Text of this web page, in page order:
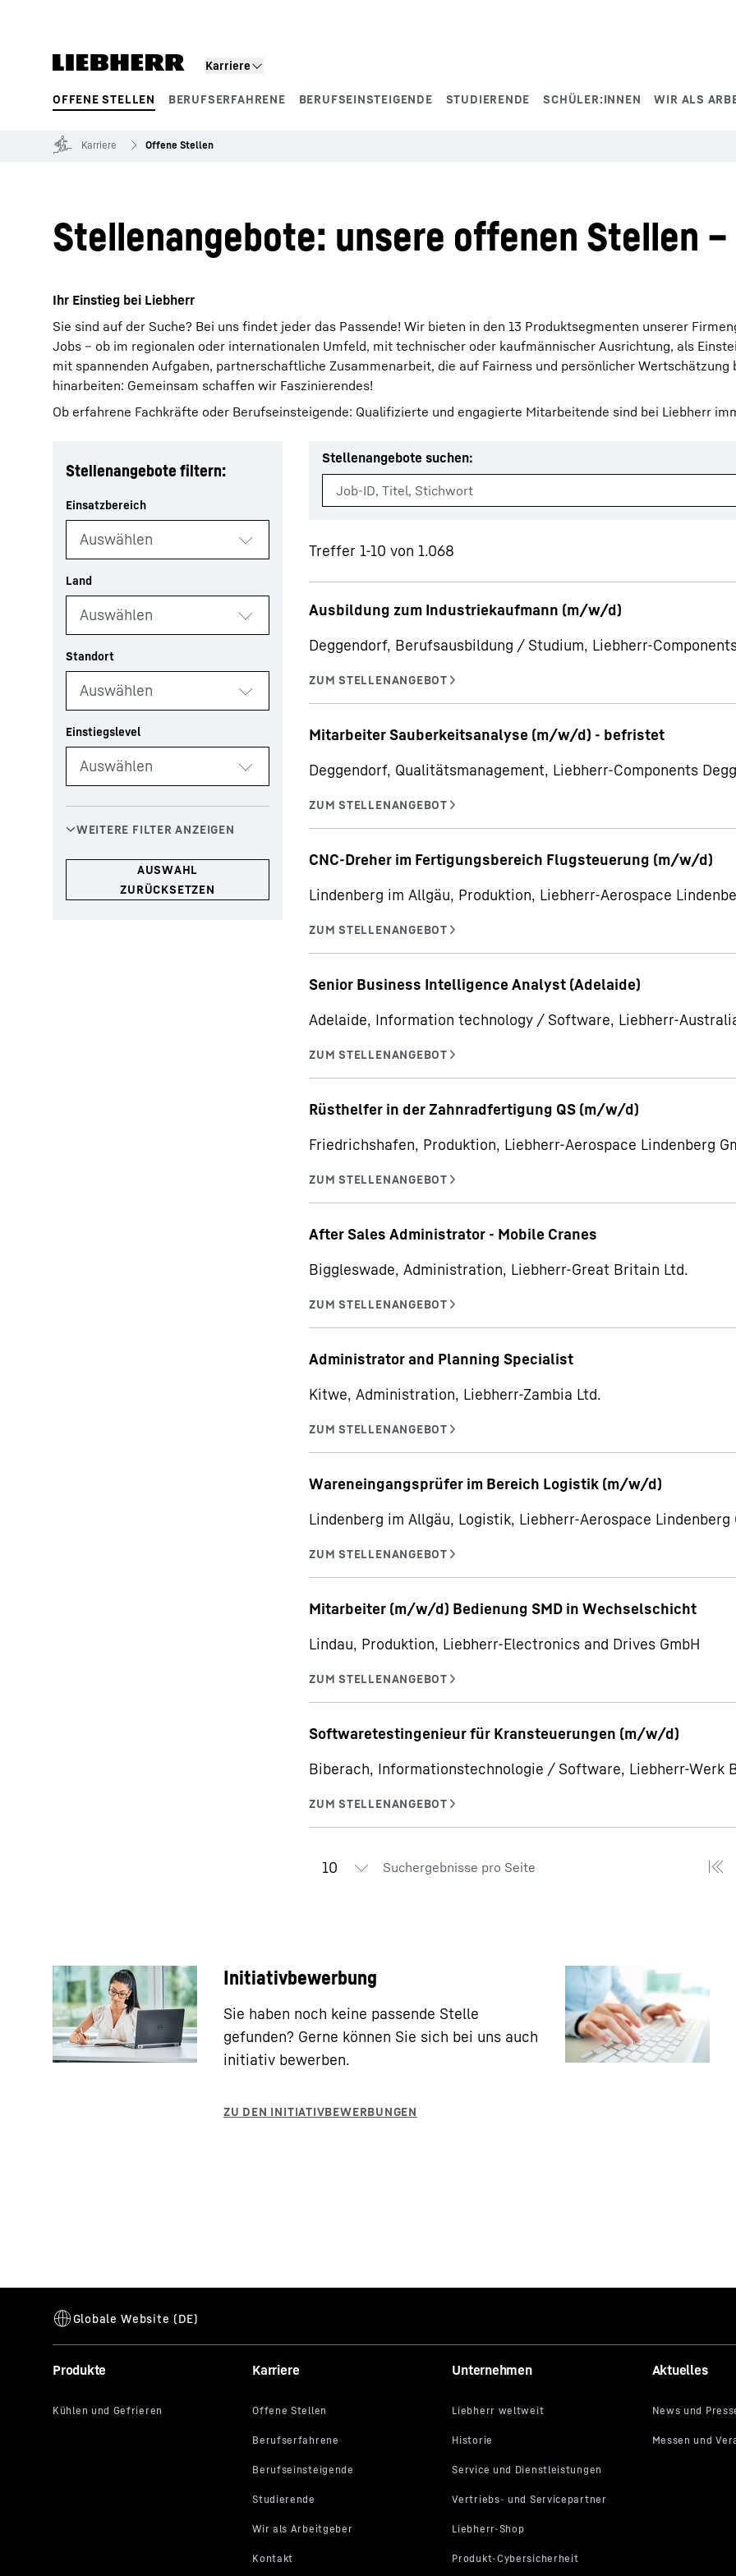
Karriere
OFFENE STELLEN BERUFSERFAHRENE BERUFSEINSTEIGENDE STUDIERENDE SCHÜLER:INNEN WIR ALS
Produktsegmente
Mehr über die Firmengruppe
Karriere Offene Stellen
Stellenangebote: unsere offenen Stellen
Ihr Einstieg bei Liebherr
Sie sind auf der Suche? Bei uns findet jeder das Passende! Wir bieten in den 13 Produktsegmenten unserer
Jobs – ob im regionalen oder internationalen Umfeld, mit technischer oder kaufmännischer Ausrichtung, als
mit spannenden Aufgaben, partnerschaftliche Zusammenarbeit, die auf Fairness und persönlicher
hinarbeiten: Gemeinsam schaffen wir Faszinierendes!
Ob erfahrene Fachkräfte oder Berufseinsteigende: Qualifizierte und engagierte Mitarbeitende sind bei Liebherr
Stellenangebote filtern:
Stellenangebote suchen:
Treffer 1-10 von 1.068
Ausbildung zum Industriekaufmann (m/w/d)
Deggendorf, Berufsausbildung / Studium, Liebherr-
Mitarbeiter Sauberkeitsanalyse (m/w/d) - befristet
Deggendorf, Qualitätsmanagement, Liebherr-Components
CNC-Dreher im Fertigungsbereich Flugsteuerung (m/w/d)
Lindenberg im Allgäu, Produktion, Liebherr-Aerospace
Senior Business Intelligence Analyst (Adelaide)
Adelaide, Information technology / Software, Liebherr-
Rüsthelfer in der Zahnradfertigung QS (m/w/d)
Friedrichshafen, Produktion, Liebherr-Aerospace Lindenberg
After Sales Administrator - Mobile Cranes
Biggleswade, Administration, Liebherr-Great Britain Ltd.
Administrator and Planning Specialist
Kitwe, Administration, Liebherr-Zambia Ltd.
Wareneingangsprüfer im Bereich Logistik (m/w/d)
Lindenberg im Allgäu, Logistik, Liebherr-Aerospace Lindenberg
Mitarbeiter (m/w/d) Bedienung SMD in Wechselschicht
Lindau, Produktion, Liebherr-Electronics and Drives GmbH
Softwaretestingenieur für Kransteuerungen (m/w/d)
Biberach, Informationstechnologie / Software, Liebherr-Werk
Suchergebnisse pro Seite
Initiativbewerbung
Sie haben noch keine passende Stelle
gefunden? Gerne können Sie sich bei uns auch
initiativ bewerben.
Produkte Karriere Unternehmen Aktuelles